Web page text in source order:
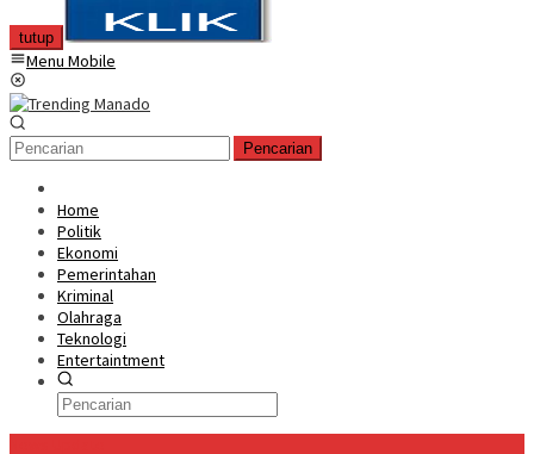
tutup
Menu Mobile
Pencarian
Home
Politik
Ekonomi
Pemerintahan
Kriminal
Olahraga
Teknologi
Entertaintment